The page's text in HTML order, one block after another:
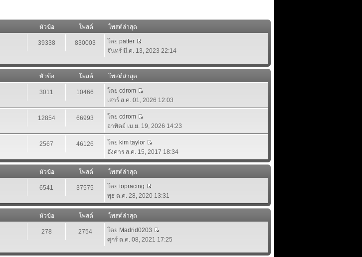
หัวข้อ โพสต์
โพสต์ล่าสุด
39338 830003 โดย patter
จันทร์ มี.ค. 13, 2023 22:14
หัวข้อ โพสต์
โพสต์ล่าสุด
3011 10466 โดย cdrom
เสาร์ ส.ค. 01, 2026 12:03
12854 66993 โดย cdrom
อาทิตย์ เม.ย. 19, 2026 14:23
2567 46126 โดย kim taylor
อังคาร ส.ค. 15, 2017 18:34
หัวข้อ โพสต์
โพสต์ล่าสุด
6541 37575 โดย topracing
พุธ ต.ค. 28, 2020 13:31
หัวข้อ โพสต์
โพสต์ล่าสุด
278 2754 โดย Madrid0203
ศุกร์ ต.ค. 08, 2021 17:25